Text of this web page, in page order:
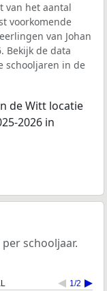
van het aantal
voorkomende
van Johan
Bekijk de data
schooljaren in de
de Witt locatie
2026 in
schooljaar.
1/2